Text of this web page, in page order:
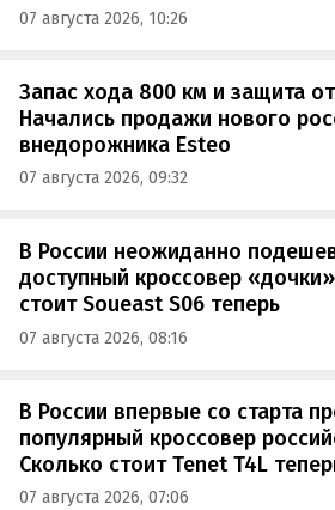
07 августа 2026, 10:26
Запас хода 800 км и защита
Начались продажи нового
внедорожника Esteo
07 августа 2026, 09:32
В России неожиданно
доступный кроссовер
стоит Soueast S06 теперь
07 августа 2026, 08:16
В России впервые со старта
популярный кроссовер
Сколько стоит Tenet T4L
07 августа 2026, 07:06